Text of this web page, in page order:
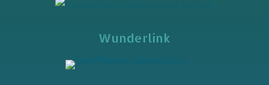
Wunderlink